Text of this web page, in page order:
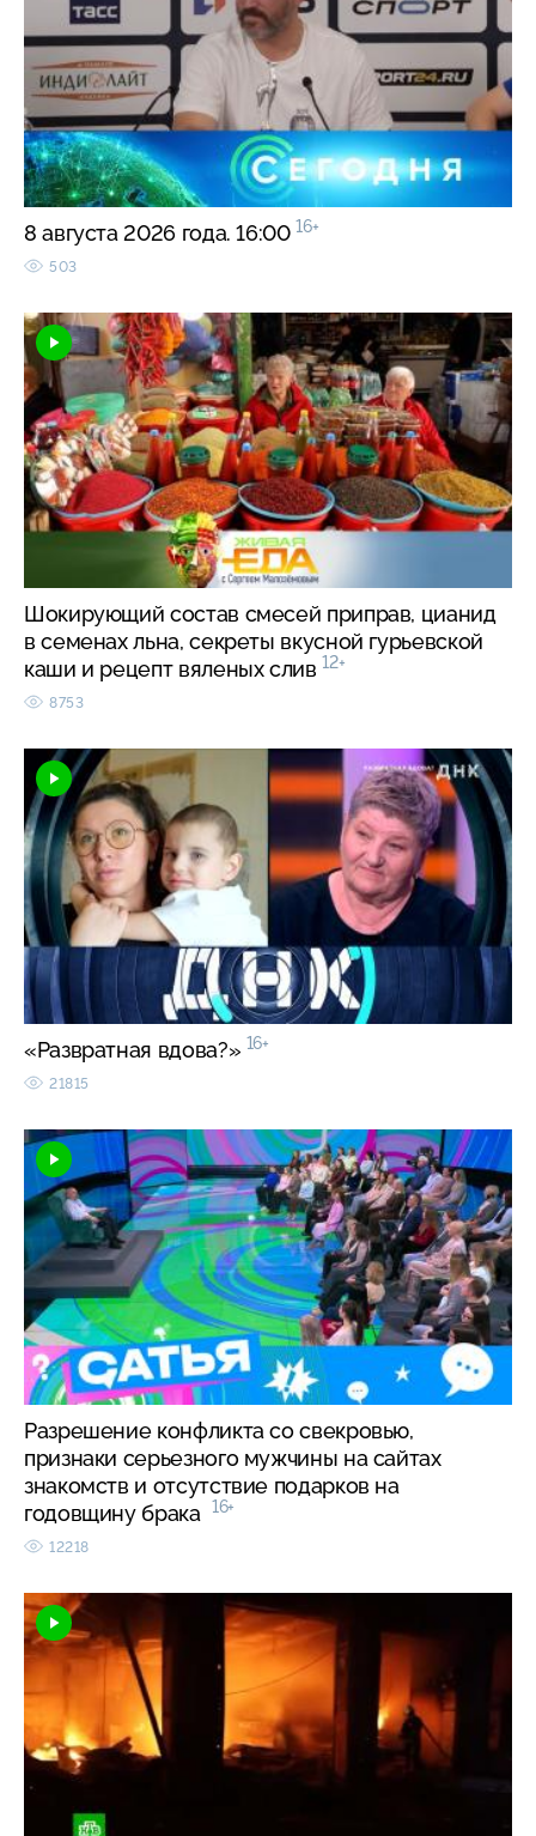
8 августа 2026 года. 16:00 16+
503
Шокирующий состав смесей приправ, цианид
в семенах льна, секреты вкусной гурьевской
каши и рецепт вяленых слив 12+
8753
«Развратная вдова?» 16+
21815
Разрешение конфликта со свекровью,
признаки серьезного мужчины на сайтах
знакомств и отсутствие подарков на
годовщину брака
16+
12218